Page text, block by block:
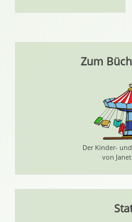
Zum
Der Kinder-
von